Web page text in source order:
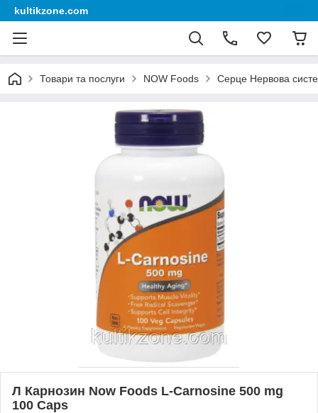
kultikzone.com
Товари та послуги NOW Foods Серце Нервова
Л Карнозин Now Foods L-Carnosine 500 mg
100 Caps